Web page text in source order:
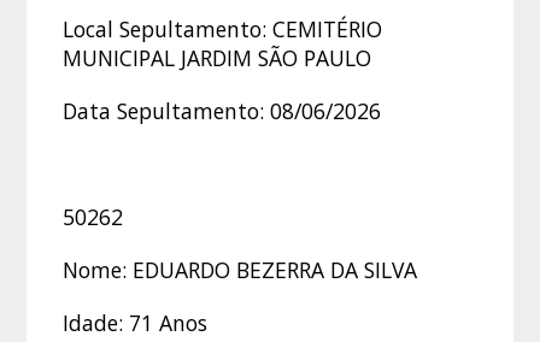
Local Sepultamento: CEMITÉRIO
MUNICIPAL JARDIM SÃO PAULO
Data Sepultamento: 08/06/2026
50262
Nome: EDUARDO BEZERRA DA SILVA
Idade: 71 Anos